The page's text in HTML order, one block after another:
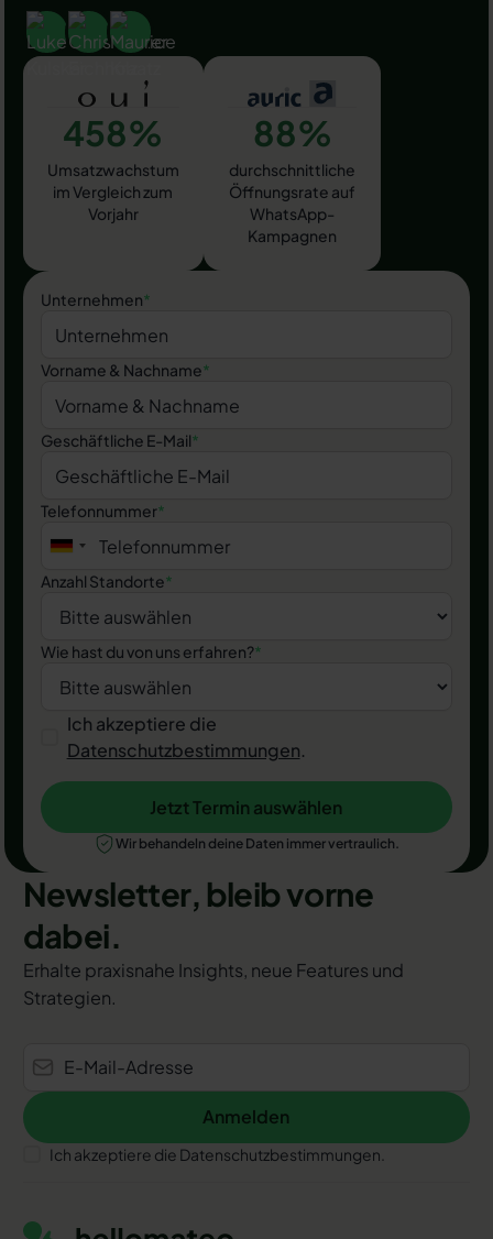
458%
Umsatzwachstum
im Vergleich zum
Vorjahr
88%
durchschnittliche
Öffnungsrate auf
WhatsApp-
Kampagnen
Unternehmen*
Vorname & Nachname*
Geschäftliche E-Mail*
Telefonnummer*
Anzahl Standorte*
Wie hast du von uns erfahren?*
Ich akzeptiere die
Datenschutzbestimmungen.
Jetzt Termin auswählen
Jetzt Termin auswählen
Wir behandeln deine Daten immer vertraulich.
Newsletter, bleib vorne
dabei.
Erhalte praxisnahe Insights, neue Features und
Strategien.
Anmelden
Anmelden
Ich akzeptiere die Datenschutzbestimmungen.